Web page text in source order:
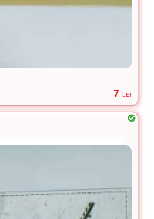
7 LEI